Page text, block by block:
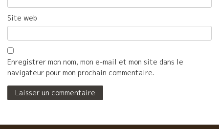
Site web
Enregistrer mon nom, mon e-mail et mon site dans le
navigateur pour mon prochain commentaire.